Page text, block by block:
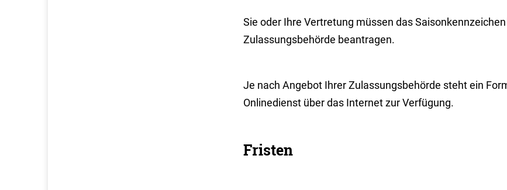
Sie oder Ihre Vertretung müssen das
Zulassungsbehörde beantragen.
Je nach Angebot Ihrer Zulassungsbehörde steht ein
Onlinedienst über das Internet zur Verfügung.
Fristen